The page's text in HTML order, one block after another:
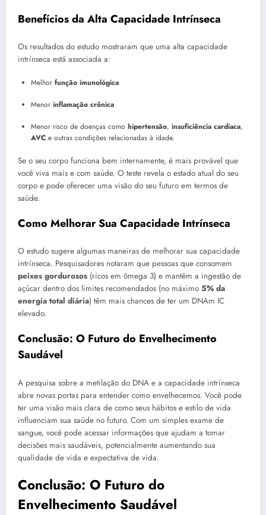
Benefícios da Alta Capacidade Intrínseca
Os resultados do estudo mostraram que uma alta capacidade
intrínseca está associada a:
Melhor função imunológica
Menor inflamação crônica
Menor risco de doenças como hipertensão, insuficiência cardíaca,
AVC e outras condições relacionadas à idade.
Se o seu corpo funciona bem internamente, é mais provável que
você viva mais e com saúde. O teste revela o estado atual do seu
corpo e pode oferecer uma visão do seu futuro em termos de
saúde.
Como Melhorar Sua Capacidade Intrínseca
O estudo sugere algumas maneiras de melhorar sua capacidade
intrínseca. Pesquisadores notaram que pessoas que consomem
peixes gordurosos (ricos em ômega 3) e mantêm a ingestão de
açúcar dentro dos limites recomendados (no máximo 5% da
energia total diária) têm mais chances de ter um DNAm IC
elevado.
Conclusão: O Futuro do Envelhecimento
Saudável
A pesquisa sobre a metilação do DNA e a capacidade intrínseca
abre novas portas para entender como envelhecemos. Você pode
ter uma visão mais clara de como seus hábitos e estilo de vida
influenciam sua saúde no futuro. Com um simples exame de
sangue, você pode acessar informações que ajudam a tomar
decisões mais saudáveis, potencialmente aumentando sua
qualidade de vida e expectativa de vida.
Conclusão: O Futuro do
Envelhecimento Saudável